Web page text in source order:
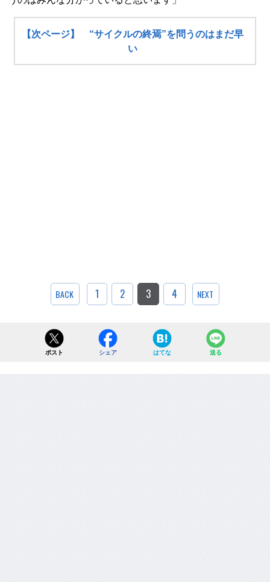
【次ページ】 “サイクルの終焉”を問うのはまだ早
い
BACK 1 2 3 4 NEXT
ポスト シェア はてな 送る